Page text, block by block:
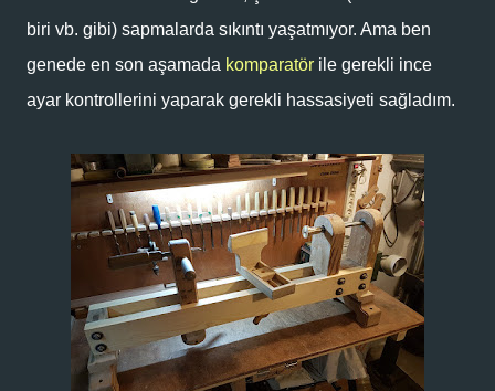
biri vb. gibi) sapmalarda sıkıntı yaşatmıyor. Ama ben
genede en son aşamada komparatör ile gerekli ince
ayar kontrollerini yaparak gerekli hassasiyeti sağladım.